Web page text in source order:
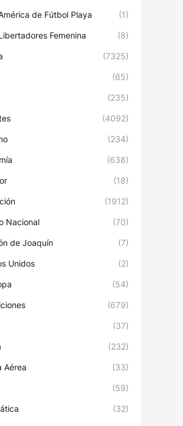
de Fútbol Playa (1)
Femenina (8)
(7325)
(65)
(235)
(4092)
(234)
(638)
(18)
(1912)
Nacional (70)
de Joaquín (7)
Unidos (2)
(54)
(679)
(37)
(232)
Aérea (33)
(59)
(32)